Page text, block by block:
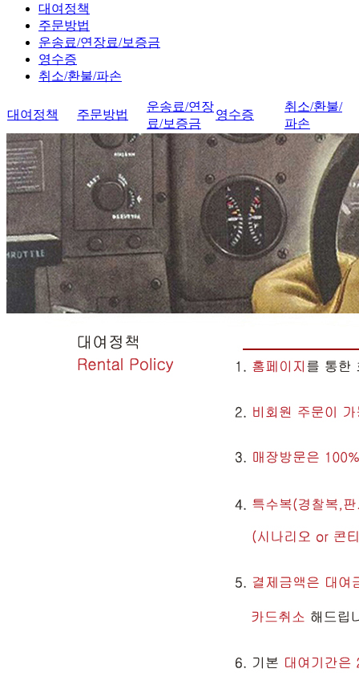
대여정책
주문방법
운송료/연장료/보증금
영수증
취소/환불/파손
대여정책 주문방법
운송료/연장
료/보증금
영수증
취소/환불/
파손